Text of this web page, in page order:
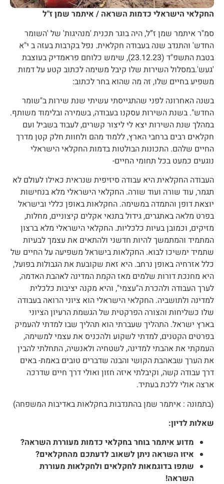
החקלאי הישראלי כדמות השראה / איתמר שמן ז"ל
סמ"ר איתמר שמן ז”ל, היה בוגר תכנית 'מנהיגות' של 'השומר
החדש' והתנדב שנה בעבודה חקלאית. נפל בקרבות בעזה ב י"א
בטבת התשפ"ד (23.12.23), שימש כלוחם פראמדיק בעוצבת
'געש'.במסלול השירות שלו קיבל משימה לכתוב קטע על דמות
משפיע בחיים שלו, זה מה שהוא בחר לכתוב:
בשנה האחרונה לפני שהתגייסתי עשיתי שנת שירות ב"שומר
החדש". בשנת השירות עסקנו בעבודה, בשמירה ובלימוד משותף.
במהלך שנת השירות יצא לי ליצור קשרים, לעבוד בשביל ועם
חקלאים רבים ברחבי הארץ, ללמוד מהם ולחוות חלק קטן מדרך
החיים שלהם. התכונות הבולטות בדמות החקלאי הישראלי
נוגעים כמעט בכל תחומי החיים-
העבודה החקלאית היא עבודה סיזיפית שנראית כאילו לעולם לא
תגמר, עוד שורה ועוד שורה. החקלאי הישראלי מלא בנחישות
יוצאת דופן והתמדה במשימה. החקלאות באופן כללי ובישראל
בפרט מלאה באתגרים, גידול בתנאי אקלים קיצוניים, מחלות,
מזיקים, וכמובן בעיות כלכליות. החקלאי הישראלי מלא ברצון
המתמיד והמתמשך להיות חדשני ולהתאים את עצמך לבעיות
שתמיד ימשיכו לבוא. החקלאות בישראל משפיעה על החיים של
כלל אזרחיה באופן נרחב. היא זאת שקובעת את הגבולות בפועל,
היא מחנכת דורות שלמים מאז הקמת המדינה לאהבת האדמה,
לערך העבודה ולהכרת ה"עצמי", והיא מקנה יציבות כלכלית
למדינה ולתושביה. החקלאי הישראלי הוא ציוני הרואה בעבודה
שלו כשליחות והצורה הפרקטית של הגשמת הרעיון הציוני
בארץ ישראל. התהליך שעברתי הוא תהליך שבו למדתי להעמיק
בפרטים הקטנים, למדתי לשקוע ולהכניס את עצמי למשימה,
העמקתי את אהבתי למדינה, לשטחיה ולאנשיה, התחלתי להבין
את הערך שבאהבת הקושי והבנה שדברים טובים באמת- באים
דרך עבודה קשה, וקיבלתי איזה חזון ואולי דרך חיים שדרכה
ארצה אולי ללכת בעתיד.
(בתמונה : איתמר שמן בהתנדבות בחקלאות באדיבות המשפחה)
שאלות לדיון:
מדוע איתמר בוחר בחקלאי כדמות מעוררת השראה?
איזו השראה ניתן לשאוב לדעתכם מהחקלאים?
שתפו בדוגמאות לחקלאים ולחקלאות מעוררת
השראה!